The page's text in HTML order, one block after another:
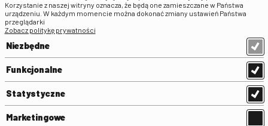
Regulaminy
Klauzula informacyjna RODO
Regulamin użytkowania parkingu
Standardy ochrony małoletnich
Regulamin kina Iluzjon
Korzystanie z naszej witryny oznacza, że będą one zamieszczane w Państwa
urządzeniu. W każdym momencie można dokonać zmiany ustawień Państwa
przeglądarki
Zobacz politykę prywatności
Niezbędne
Funkcjonalne
Statystyczne
Marketingowe